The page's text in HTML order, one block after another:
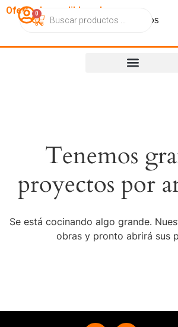
OfertasImperdibles.cl
CatálogoContactoNosotros
0
Tenemos
proyectos por
Se está cocinando algo grande.
obras y pronto abrirá sus